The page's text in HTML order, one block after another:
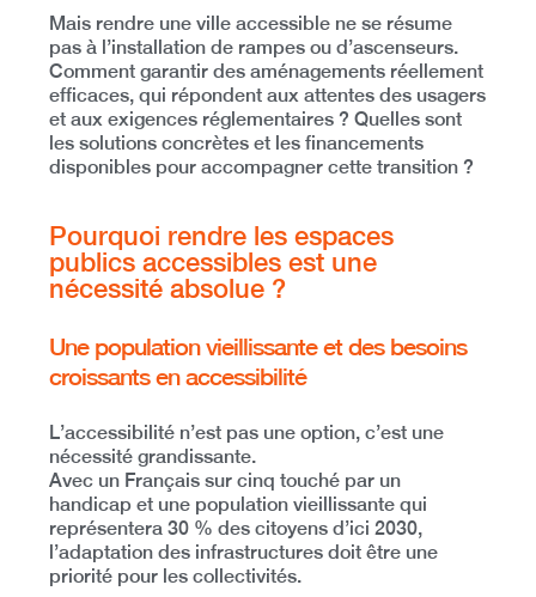
Mais rendre une ville accessible ne se résume
pas à l’installation de rampes ou d’ascenseurs.
Comment garantir des aménagements réellement
efficaces, qui répondent aux attentes des usagers
et aux exigences réglementaires ? Quelles sont
les solutions concrètes et les financements
disponibles pour accompagner cette transition ?
Pourquoi rendre les espaces
publics accessibles est une
nécessité absolue ?
Une population vieillissante et des besoins
croissants en accessibilité
L’accessibilité n’est pas une option, c’est une
nécessité grandissante.
Avec un Français sur cinq touché par un
handicap et une population vieillissante qui
représentera30 % des citoyens d’ici 2030,
l’adaptation des infrastructures doit être une
priorité pour les collectivités.